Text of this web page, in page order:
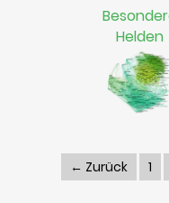
Helden
← Zurück 1